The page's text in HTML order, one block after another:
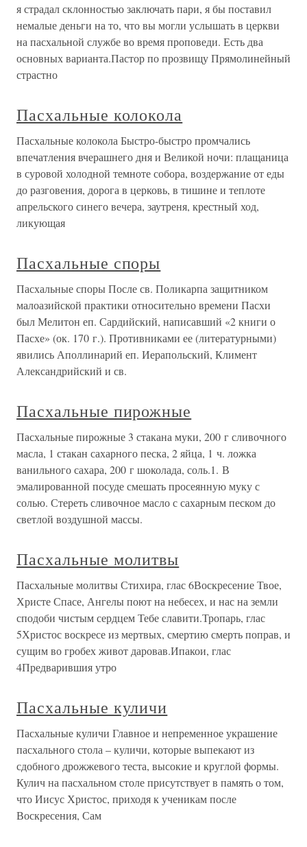
я страдал склонностью заключать пари, я бы поставил
немалые деньги на то, что вы могли услышать в церкви
на пасхальной службе во время проповеди. Есть два
основных варианта.Пастор по прозвищу Прямолинейный
страстно
Пасхальные колокола
Пасхальные колокола Быстро-быстро промчались
впечатления вчерашнего дня и Великой ночи: плащаница
в суровой холодной темноте собора, воздержание от еды
до разговения, дорога в церковь, в тишине и теплоте
апрельского синего вечера, заутреня, крестный ход,
ликующая
Пасхальные споры
Пасхальные споры После св. Поликарпа защитником
малоазийской практики относительно времени Пасхи
был Мелитон еп. Сардийский, написавший «2 книги о
Пасхе» (ок. 170 г.). Противниками ее (литературными)
явились Аполлинарий еп. Иерапольский, Климент
Александрийский и св.
Пасхальные пирожные
Пасхальные пирожные 3 стакана муки, 200 г сливочного
масла, 1 стакан сахарного песка, 2 яйца, 1 ч. ложка
ванильного сахара, 200 г шоколада, соль.1. В
эмалированной посуде смешать просеянную муку с
солью. Стереть сливочное масло с сахарным песком до
светлой воздушной массы.
Пасхальные молитвы
Пасхальные молитвы Стихира, глас 6Воскресение Твое,
Христе Спасе, Ангелы поют на небесех, и нас на земли
сподоби чистым сердцем Тебе славити.Тропарь, глас
5Христос воскресе из мертвых, смертию смерть поправ, и
сущим во гробех живот даровав.Ипакои, глас
4Предварившия утро
Пасхальные куличи
Пасхальные куличи Главное и непременное украшение
пасхального стола – куличи, которые выпекают из
сдобного дрожжевого теста, высокие и круглой формы.
Кулич на пасхальном столе присутствует в память о том,
что Иисус Христос, приходя к ученикам после
Воскресения, Сам